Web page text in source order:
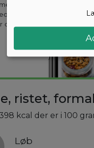
til
holder
ristet,
kcal der er i 100
Løb